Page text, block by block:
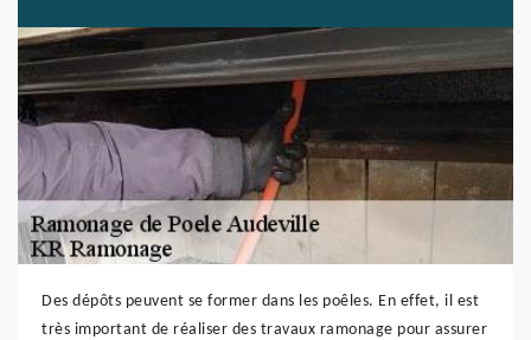
Des dépôts peuvent se former dans les poêles. En effet, il est
très important de réaliser des travaux ramonage pour assurer